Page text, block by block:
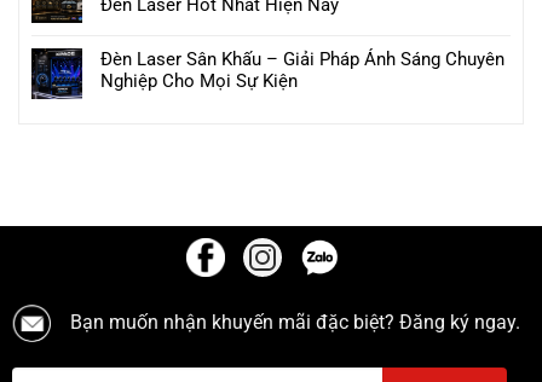
Đèn Laser Sân Khấu – Giải Pháp Ánh Sáng Chuyên
Nghiệp Cho Mọi Sự Kiện
Bạn muốn nhận khuyến mãi đặc biệt? Đăng ký ngay.